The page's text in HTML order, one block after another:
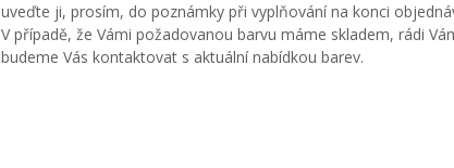
uveďte ji, prosím, do poznámky při vyplňování na konci
V případě, že Vámi požadovanou barvu máme skladem, rádi
budeme Vás kontaktovat s aktuální nabídkou barev.